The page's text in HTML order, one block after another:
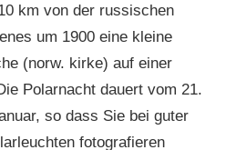
km von der russischen
um 1900 eine kleine
(norw. kirke) auf einer
Polarnacht dauert vom 21.
so dass Sie bei guter
fotografieren